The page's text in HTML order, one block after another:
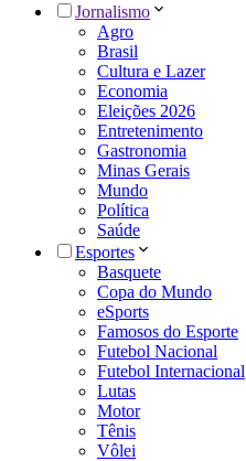
Jornalismo
Agro
Brasil
Cultura e Lazer
Economia
Eleições 2026
Entretenimento
Gastronomia
Minas Gerais
Mundo
Política
Saúde
Esportes
Basquete
Copa do Mundo
eSports
Famosos do Esporte
Futebol Nacional
Futebol Internacional
Lutas
Motor
Tênis
Vôlei